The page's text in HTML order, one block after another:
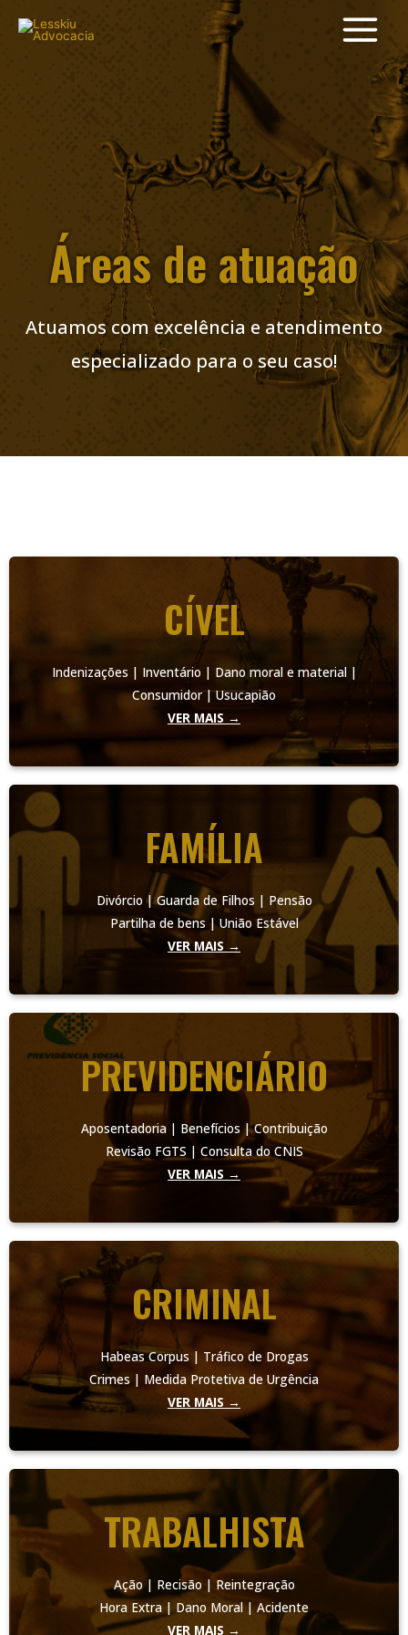
Áreas de atuação
Atuamos com excelência e atendimento
especializado para o seu caso!
CÍVEL
Indenizações | Inventário | Dano moral e material |
Consumidor | Usucapião
VER MAIS →
FAMÍLIA
Divórcio | Guarda de Filhos | Pensão
Partilha de bens | União Estável
VER MAIS →
PREVIDENCIÁRIO
Aposentadoria | Benefícios | Contribuição
Revisão FGTS | Consulta do CNIS
VER MAIS →
CRIMINAL
Habeas Corpus | Tráfico de Drogas
Crimes | Medida Protetiva de Urgência
VER MAIS →
TRABALHISTA
Ação | Recisão | Reintegração
Hora Extra | Dano Moral | Acidente
VER MAIS →